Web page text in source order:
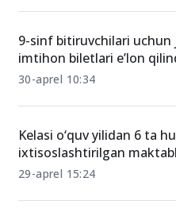
9-sinf bitiruvchilari
imtihon biletlari e’lon
30-aprel 10:34
Kelasi o‘quv yilidan 6 ta
ixtisoslashtirilgan
29-aprel 15:24